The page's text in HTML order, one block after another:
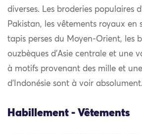
diverses. Les broderies populaires
Pakistan, les vêtements royaux en
tapis perses du Moyen-Orient, les
ouzbèques d’Asie centrale et une
à motifs provenant des mille et
d’Indonésie sont à voir absolument.
Habillement - Vêtements